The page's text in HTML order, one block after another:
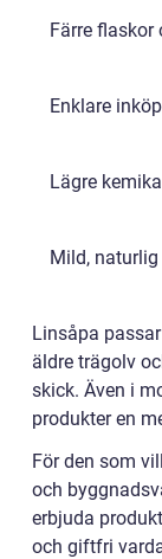
Färre
Enklare
Lägre
Mild,
Linsåpa
äldre trägolv
skick. Även i
produkter en
För den som
och
erbjuda
och giftfri